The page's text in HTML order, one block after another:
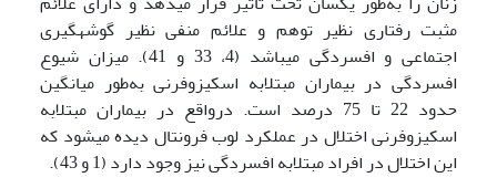
مثبت رفتاری نظیر توهم و علائم منفی نظیر گوشه­گیری
اجتماعی و افسردگی می­باشد (4، 33 و 41). میزان شیوع
افسردگی در بیماران مبتلابه اسکیزوفرنی به‌طور میانگین
حدود 22 تا 75 درصد است. درواقع در بیماران مبتلابه
اسکیزوفرنی اختلال در عملکرد لوب فرونتال دیده می­شود که
این اختلال در افراد مبتلابه افسردگی نیز وجود دارد (1 و 43).